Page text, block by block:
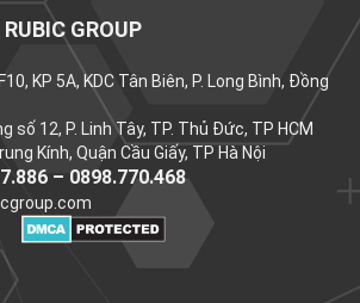
GROUP
KP 5A, KDC Tân Biên, P. Long Bình, Đồng
số 12, P. Linh Tây, TP. Thủ Đức, TP HCM
Kính, Quận Cầu Giấy, TP Hà Nội
– 0898.770.468